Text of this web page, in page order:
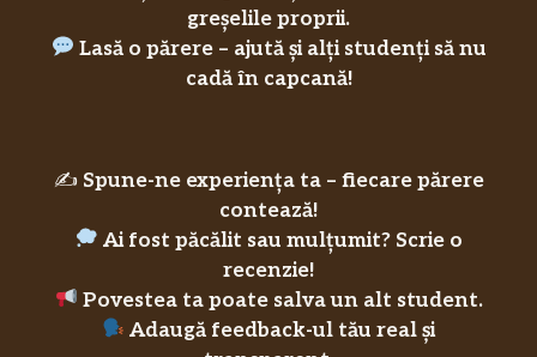
greșelile proprii.
Lasă o părere – ajută și alți studenți să nu
cadă în capcană!
✍️ Spune-ne experiența ta – fiecare părere
contează!
Ai fost păcălit sau mulțumit? Scrie o
recenzie!
Povestea ta poate salva un alt student.
Adaugă feedback-ul tău real și